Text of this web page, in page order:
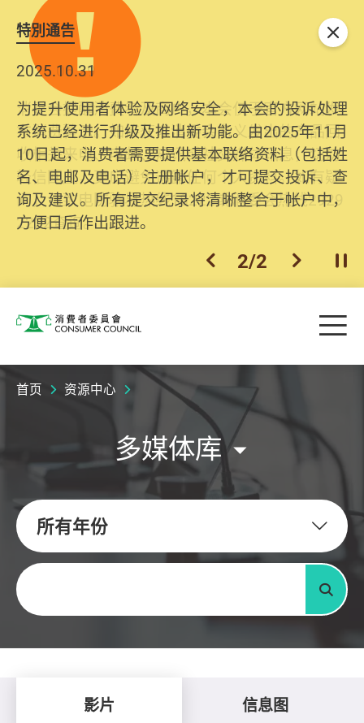
特別通告
2025.10.31
为提升使用者体验及网络安全，本会的投诉处理
系统已经进行升级及推出新功能。由2025年11月
10日起，消费者需要提供基本联络资料（包括姓
名、电邮及电话）注册帐户，才可提交投诉、查
询及建议。所有提交纪录将清晰整合于帐户中，
方便日后作出跟进。
上一个
2/2 下一个开
关闭
消费者委员会 目
首页 资源中心
多媒体库
所有年份
关键字
搜寻
影片 信息图